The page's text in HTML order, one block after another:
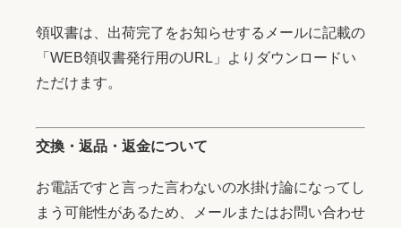
領収書は、出荷完了をお知らせするメールに記載の
「WEB領収書発行用のURL」よりダウンロードい
ただけます。
交換・返品・返金について
お電話ですと言った言わないの水掛け論になってし
まう可能性があるため、メールまたはお問い合わせ